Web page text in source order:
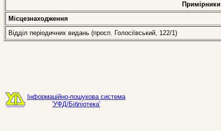
Примірники
Місцезнаходження
Відділ періодичних видань (просп. Голосіївський, 122/1)
Інформаційно-пошукова система
'УФД/Бібліотека'